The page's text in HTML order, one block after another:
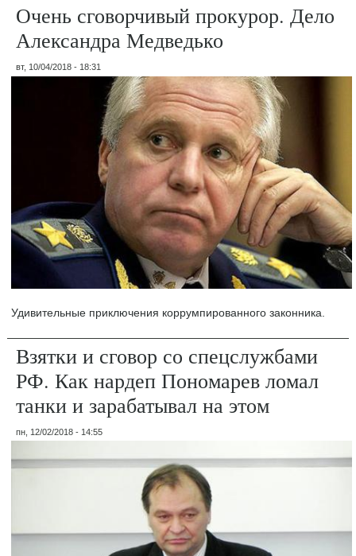
Очень сговорчивый прокурор. Дело
Александра Медведько
вт, 10/04/2018 - 18:31
Удивительные приключения коррумпированного законника.
Взятки и сговор со спецслужбами
РФ. Как нардеп Пономарев ломал
танки и зарабатывал на этом
пн, 12/02/2018 - 14:55